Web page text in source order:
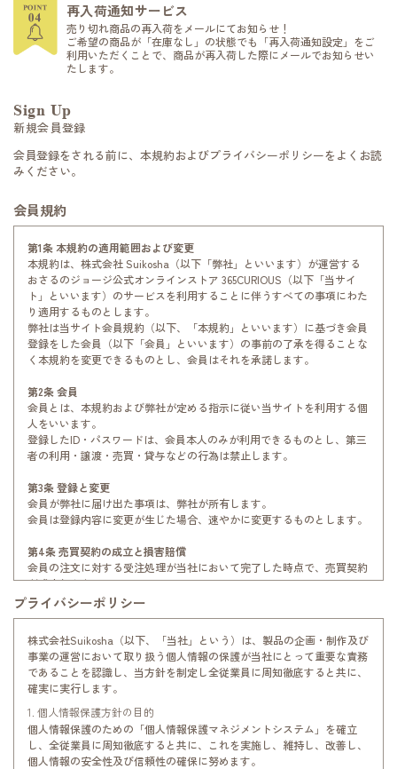
再入荷通知サービス
売り切れ商品の再入荷をメールにてお知らせ！
ご希望の商品が「在庫なし」の状態でも「再入荷通知設定」をご
利用いただくことで、商品が再入荷した際にメールでお知らせい
たします。
Sign Up
新規会員登録
会員登録をされる前に、本規約およびプライバシーポリシーをよくお読
みください。
会員規約
第1条 本規約の適用範囲および変更
本規約は、株式会社 Suikosha（以下「弊社」といいます）が運営する
おさるのジョージ公式オンラインストア 365CURIOUS（以下「当サイ
ト」といいます）のサービスを利用することに伴うすべての事項にわた
り適用するものとします。
弊社は当サイト会員規約（以下、「本規約」といいます）に基づき会員
登録をした会員（以下「会員」といいます）の事前の了承を得ることな
く本規約を変更できるものとし、会員はそれを承諾します。
第2条 会員
会員とは、本規約および弊社が定める指示に従い当サイトを利用する個
人をいいます。
登録したID・パスワードは、会員本人のみが利用できるものとし、第三
者の利用・譲渡・売買・貸与などの行為は禁止します。
第3条 登録と変更
会員が弊社に届け出た事項は、弊社が所有します。
会員は登録内容に変更が生じた場合、速やかに変更するものとします。
第4条 売買契約の成立と損害賠償
会員の注文に対する受注処理が当社において完了した時点で、売買契約
が成立します。
当サイトの利用により発生した会員の損害のうち、売買契約に関するも
の以外の損害に対し弊社は一切の責任を負わないものとします。
第5条 ポイントサービス
1.本規定は、本サービスをご利用いただく会員に適用されるものとしま
す。
2.弊社は、会員の事前の承諾を得ることなく本規定を変更できるものと
し、変更後の規定を弊社が適当と判断する方法で会員に告知するものと
します。
3.弊社は、会員による本ショッピングサービスのご利用金額に応じ、弊
社の定めるポイント数を発行します。
プライバシーポリシー
株式会社Suikosha（以下、「当社」という）は、製品の企画・制作及び
事業の運営において取り扱う個人情報の保護が当社にとって重要な責務
であることを認識し、当方針を制定し全従業員に周知徹底すると共に、
確実に実行します。
1. 個人情報保護方針の目的
個人情報保護のための「個人情報保護マネジメントシステム」を確立
し、全従業員に周知徹底すると共に、これを実施し、維持し、改善し、
個人情報の安全性及び信頼性の確保に努めます。